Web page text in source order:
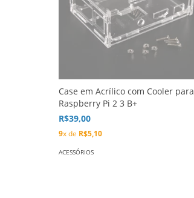
Case em Acrílico com Cooler para
Raspberry Pi 2 3 B+
R$39,00
9x de R$5,10
ACESSÓRIOS